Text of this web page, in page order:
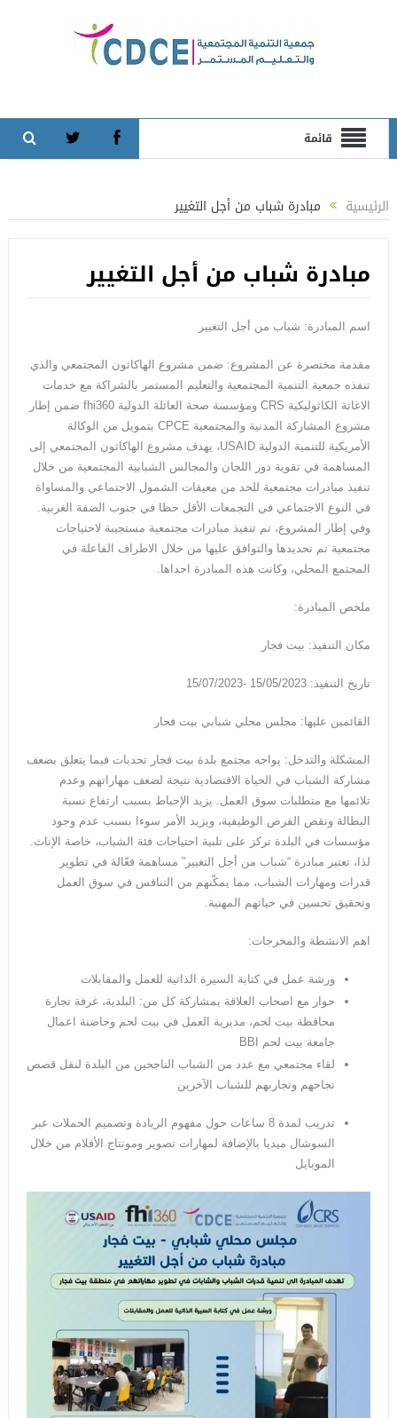
قائمة
الرئيسية مبادرة شباب من أجل التغيير
مبادرة شباب من أجل التغيير
اسم المبادرة: شباب من أجل التغيير
مقدمة مختصرة عن المشروع: ضمن مشروع الهاكاثون المجتمعي والذي
تنفذه جمعية التنمية المجتمعية والتعليم المستمر بالشراكة مع خدمات
الاغاثة الكاثوليكية CRS ومؤسسة صحة العائلة الدولية fhi360 ضمن إطار
مشروع المشاركة المدنية والمجتمعية CPCE بتمويل من الوكالة
الأمريكية للتنمية الدولية USAID، يهدف مشروع الهاكاثون المجتمعي إلى
المساهمة في تقوية دور اللجان والمجالس الشبابية المجتمعية من خلال
تنفيذ مبادرات مجتمعية للحد من معيقات الشمول الاجتماعي والمساواة
في النوع الاجتماعي في التجمعات الأقل حظا في جنوب الضفة الغربية.
وفي إطار المشروع، تم تنفيذ مبادرات مجتمعية مستجيبة لاحتياجات
مجتمعية تم تحديدها والتوافق عليها من خلال الاطراف الفاعلة في
المجتمع المحلي، وكانت هذه المبادرة احداها.
ملخص المبادرة:
مكان التنفيذ: بيت فجار
تاريخ التنفيذ: 15/05/2023 -15/07/2023
القائمين عليها: مجلس محلي شبابي بيت فجار
المشكلة والتدخل: يواجه مجتمع بلدة بيت فجار تحديات فيما يتعلق بضعف
مشاركة الشباب في الحياة الاقتصادية نتيجة لضعف مهاراتهم وعدم
تلائمها مع متطلبات سوق العمل. يزيد الإحباط بسبب ارتفاع نسبة
البطالة ونقص الفرص الوظيفية، ويزيد الأمر سوءا بسبب عدم وجود
مؤسسات في البلدة تركز على تلبية احتياجات فئة الشباب، خاصة الإناث.
لذا، تعتبر مبادرة “شباب من أجل التغيير” مساهمة فعّالة في تطوير
قدرات ومهارات الشباب، مما يمكّنهم من التنافس في سوق العمل
وتحقيق تحسين في حياتهم المهنية.
اهم الانشطة والمخرجات:
ورشة عمل في كتابة السيرة الذاتية للعمل والمقابلات
حوار مع اصحاب العلاقة بمشاركة كل من: البلدية، غرفة تجارة
محافظة بيت لحم، مديرية العمل في بيت لحم وحاضنة اعمال
جامعة بيت لحم BBI
لقاء مجتمعي مع عدد من الشباب الناجحين من البلدة لنقل قصص
نجاحهم وتجاربهم للشباب الآخرين
تدريب لمدة 8 ساعات حول مفهوم الريادة وتصميم الحملات عبر
السوشال ميديا بالإضافة لمهارات تصوير ومونتاج الأفلام من خلال
الموبايل